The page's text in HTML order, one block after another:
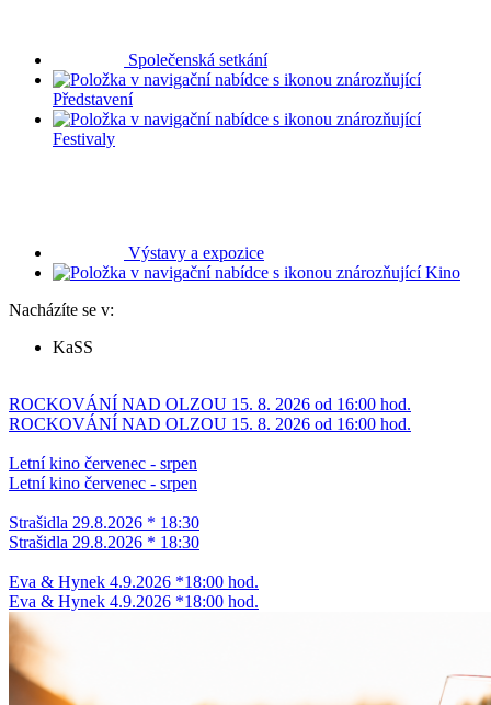
Společenská setkání
Představení
Festivaly
Výstavy a expozice
Kino
Nacházíte se v:
KaSS
ROCKOVÁNÍ NAD OLZOU 15. 8. 2026 od 16:00 hod.
ROCKOVÁNÍ NAD OLZOU 15. 8. 2026 od 16:00 hod.
Letní kino červenec - srpen
Letní kino červenec - srpen
Strašidla 29.8.2026 * 18:30
Strašidla 29.8.2026 * 18:30
Eva & Hynek 4.9.2026 *18:00 hod.
Eva & Hynek 4.9.2026 *18:00 hod.